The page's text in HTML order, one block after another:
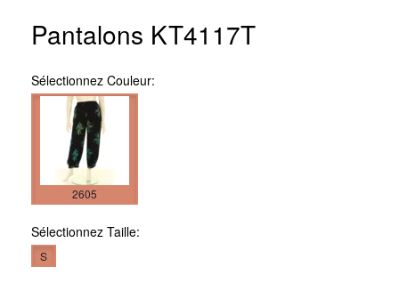
Pantalons KT4117T
Sélectionnez Couleur:
2605
Sélectionnez Taille:
S